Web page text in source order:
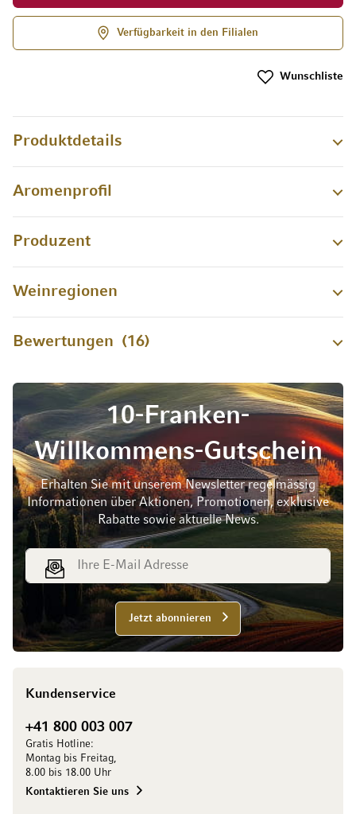
Verfügbarkeit in den Filialen
Wunschliste
Produktdetails
Aromenprofil
Produzent
Weinregionen
Bewertungen 16
10-Franken-
Willkommens-Gutschein
Erhalten Sie mit unserem Newsletter regelmässig
Informationen über Aktionen, Promotionen, exklusive
Rabatte sowie aktuelle News.
E-Mail Adresse
Jetzt abonnieren
Kundenservice
+41 800 003 007
Gratis Hotline:
Montag bis Freitag,
8.00 bis 18.00 Uhr
Kontaktieren Sie uns